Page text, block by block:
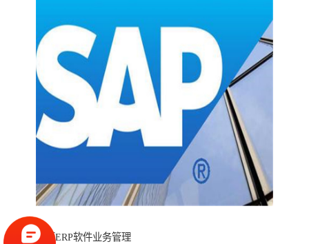
工厂ERP软件业务管理